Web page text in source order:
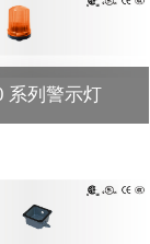
系列警示灯